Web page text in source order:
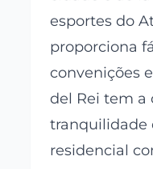
esportes do
proporciona
convenições
del Rei tem a
tranquilidade
residencial